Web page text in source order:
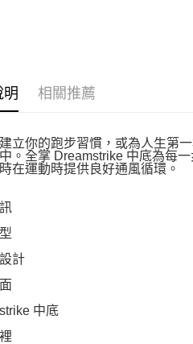
明 相關推薦
立你的跑步習慣，或為人生第
。全掌 Dreamstrike 中底為每
在運動時提供良好通風循環。
計
中底